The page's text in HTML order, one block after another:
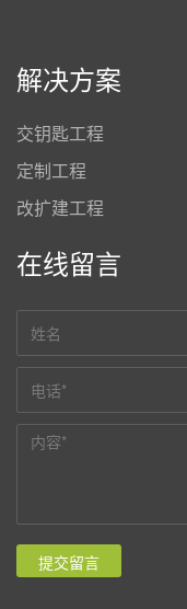
解决方案
交钥匙工程
定制工程
改扩建工程
在线留言